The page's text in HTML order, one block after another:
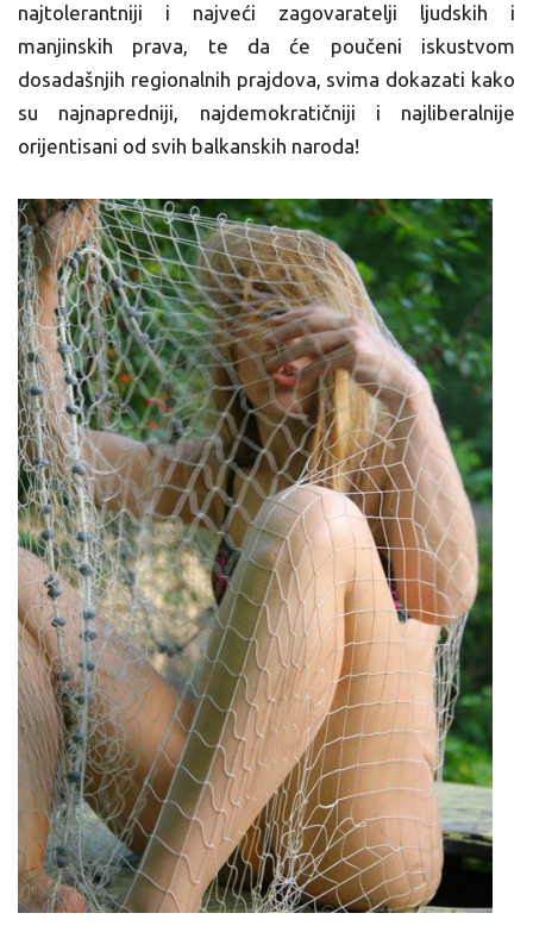
najtolerantniji i najveći zagovaratelji ljudskih i
manjinskih prava, te da će poučeni iskustvom
dosadašnjih regionalnih prajdova, svima dokazati kako
su najnapredniji, najdemokratičniji i najliberalnije
orijentisani od svih balkanskih naroda!